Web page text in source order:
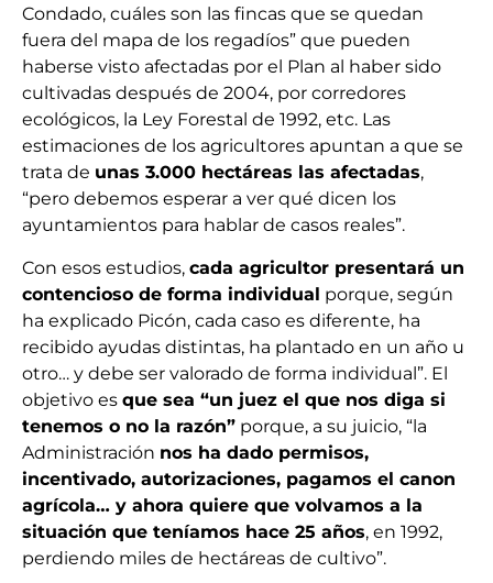
Condado, cuáles son las fincas que se quedan
fuera del mapa de los regadíos” que pueden
haberse visto afectadas por el Plan al haber sido
cultivadas después de 2004, por corredores
ecológicos, la Ley Forestal de 1992, etc. Las
estimaciones de los agricultores apuntan a que se
trata de unas 3.000 hectáreas las afectadas,
“pero debemos esperar a ver qué dicen los
ayuntamientos para hablar de casos reales”.
Con esos estudios, cada agricultor presentará un
contencioso de forma individual porque, según
ha explicado Picón, cada caso es diferente, ha
recibido ayudas distintas, ha plantado en un año u
otro… y debe ser valorado de forma individual”. El
objetivo es que sea “un juez el que nos diga si
tenemos o no la razón” porque, a su juicio, “la
Administración nos ha dado permisos,
incentivado, autorizaciones, pagamos el canon
agrícola… y ahora quiere que volvamos a la
situación que teníamos hace 25 años, en 1992,
perdiendo miles de hectáreas de cultivo”.